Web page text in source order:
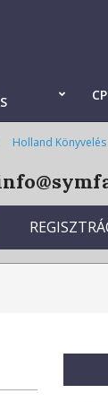
Holland Könyvelés